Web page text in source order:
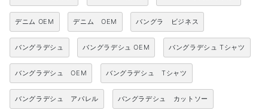
デニム OEM デニム OEM バングラ ビジネス
バングラデシュ バングラデシュ OEM バングラデシュ Tシャツ
バングラデシュ OEM バングラデシュ Tシャツ
バングラデシュ アパレル バングラデシュ カットソー